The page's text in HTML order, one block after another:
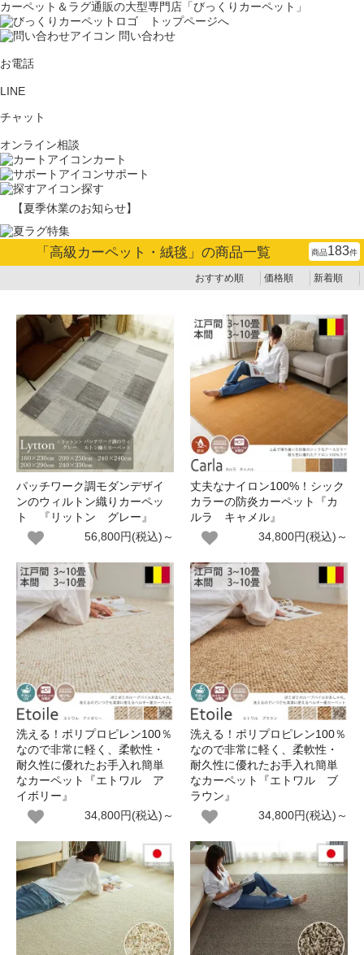
カーペット＆ラグ通販の大型専門店「びっくりカーペット」
問い合わせ
お電話
LINE
チャット
オンライン相談
カート
サポート
探す
【夏季休業のお知らせ】
「 高級カーペット・絨毯」の商品一覧 商品183件
おすすめ順 価格順 新着順
パッチワーク調モダンデザイ
ンのウィルトン織りカーペッ
ト 『リットン グレー』
56,800円(税込)～
丈夫なナイロン100%！シック
カラーの防炎カーペット『カ
ルラ キャメル』
34,800円(税込)～
洗える！ポリプロピレン100％
なので非常に軽く、柔軟性・
耐久性に優れたお手入れ簡単
なカーペット『エトワル ア
イボリー』
34,800円(税込)～
洗える！ポリプロピレン100％
なので非常に軽く、柔軟性・
耐久性に優れたお手入れ簡単
なカーペット『エトワル ブ
ラウン』
34,800円(税込)～